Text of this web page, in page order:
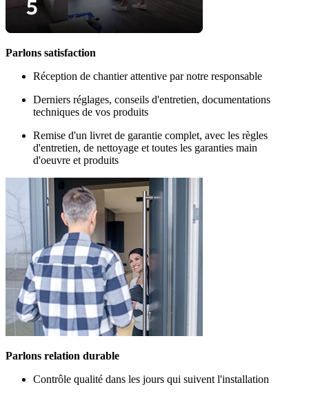
Parlons satisfaction
Réception de chantier attentive par notre responsable
Derniers réglages, conseils d'entretien, documentations
techniques de vos produits
Remise d'un livret de garantie complet, avec les règles
d'entretien, de nettoyage et toutes les garanties main
d'oeuvre et produits
Parlons relation durable
Contrôle qualité dans les jours qui suivent l'installation